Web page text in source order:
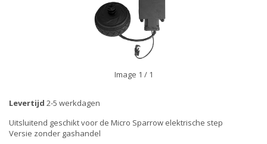
Image 1 / 1
Levertijd 2-5 werkdagen
Uitsluitend geschikt voor de Micro Sparrow elektrische step
Versie zonder gashandel